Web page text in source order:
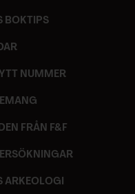
BOKTIPS
NUMMER
FRÅN F&F
ARKEOLOGI